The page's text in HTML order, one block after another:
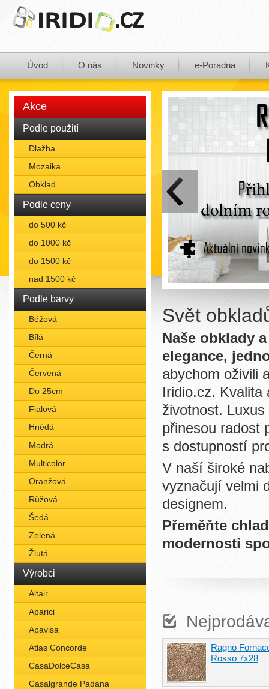
Úvod O nás Novinky e-Poradna
Akce
Podle použití
Dlažba
Mozaika
Obklad
Podle ceny
do 500 kč
do 1000 kč
do 1500 kč
nad 1500 kč
Podle barvy
Béžová
Bílá
Černá
Červená
Do 25cm
Fialová
Hnědá
Modrá
Multicolor
Oranžová
Růžová
Šedá
Zelená
Žlutá
Výrobci
Altair
Aparici
Apavisa
Atlas Concorde
CasaDolceCasa
Casalgrande Padana
Svět
Naše obklady
elegance,
abychom oživili
Iridio.cz. Kvalita
životnost.
přinesou radost
s dostupností
V naší široké
vyznačují velmi
designem.
Přeměňte
modernosti
Ragno
Rosso 7x28